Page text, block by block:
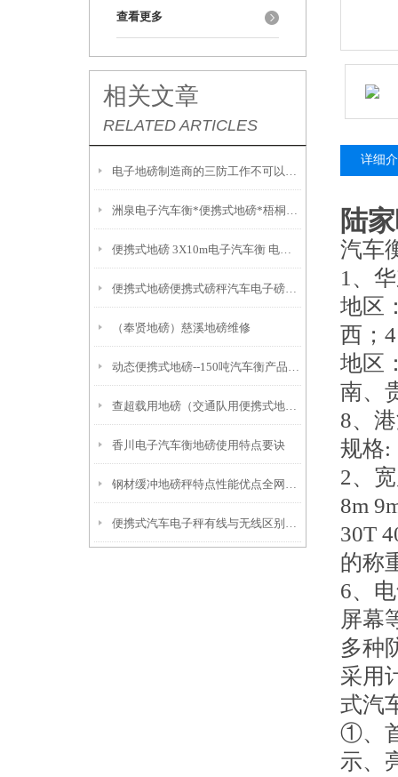
查看更多
相关文章
RELATED ARTICLES
电子地磅制造商的三防工作不可以缺少
洲泉电子汽车衡*便携式地磅*梧桐地磅 武康便携式汽车衡
便携式地磅 3X10m电子汽车衡 电子秤多少钱
便携式地磅便携式磅秤汽车电子磅电子地磅秤电子汽车磅电子汽车衡操作维修
（奉贤地磅）慈溪地磅维修
动态便携式地磅--150吨汽车衡产品选择原因
查超载用地磅（交通队用便携式地磅）
香川电子汽车衡地磅使用特点要诀
钢材缓冲地磅秤特点性能优点全网分享
便携式汽车电子秤有线与无线区别以及便携式汽车衡保养措施
详细
陆
汽车
1、
地区
西；
地区
南、
8、
规格:
2、
8m
30T
的称
6、
屏幕
多种
采用
式汽
①、
示、